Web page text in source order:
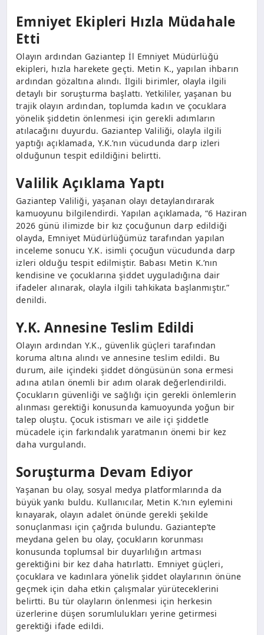
Emniyet Ekipleri Hızla Müdahale
Etti
Olayın ardından Gaziantep İl Emniyet Müdürlüğü
ekipleri, hızla harekete geçti. Metin K., yapılan ihbarın
ardından gözaltına alındı. İlgili birimler, olayla ilgili
detaylı bir soruşturma başlattı. Yetkililer, yaşanan bu
trajik olayın ardından, toplumda kadın ve çocuklara
yönelik şiddetin önlenmesi için gerekli adımların
atılacağını duyurdu. Gaziantep Valiliği, olayla ilgili
yaptığı açıklamada, Y.K.’nın vücudunda darp izleri
olduğunun tespit edildiğini belirtti.
Valilik Açıklama Yaptı
Gaziantep Valiliği, yaşanan olayı detaylandırarak
kamuoyunu bilgilendirdi. Yapılan açıklamada, “6 Haziran
2026 günü ilimizde bir kız çocuğunun darp edildiği
olayda, Emniyet Müdürlüğümüz tarafından yapılan
inceleme sonucu Y.K. isimli çocuğun vücudunda darp
izleri olduğu tespit edilmiştir. Babası Metin K.’nın
kendisine ve çocuklarına şiddet uyguladığına dair
ifadeler alınarak, olayla ilgili tahkikata başlanmıştır.”
denildi.
Y.K. Annesine Teslim Edildi
Olayın ardından Y.K., güvenlik güçleri tarafından
koruma altına alındı ve annesine teslim edildi. Bu
durum, aile içindeki şiddet döngüsünün sona ermesi
adına atılan önemli bir adım olarak değerlendirildi.
Çocukların güvenliği ve sağlığı için gerekli önlemlerin
alınması gerektiği konusunda kamuoyunda yoğun bir
talep oluştu. Çocuk istismarı ve aile içi şiddetle
mücadele için farkındalık yaratmanın önemi bir kez
daha vurgulandı.
Soruşturma Devam Ediyor
Yaşanan bu olay, sosyal medya platformlarında da
büyük yankı buldu. Kullanıcılar, Metin K.’nın eylemini
kınayarak, olayın adalet önünde gerekli şekilde
sonuçlanması için çağrıda bulundu. Gaziantep’te
meydana gelen bu olay, çocukların korunması
konusunda toplumsal bir duyarlılığın artması
gerektiğini bir kez daha hatırlattı. Emniyet güçleri,
çocuklara ve kadınlara yönelik şiddet olaylarının önüne
geçmek için daha etkin çalışmalar yürüteceklerini
belirtti. Bu tür olayların önlenmesi için herkesin
üzerlerine düşen sorumlulukları yerine getirmesi
gerektiği ifade edildi.